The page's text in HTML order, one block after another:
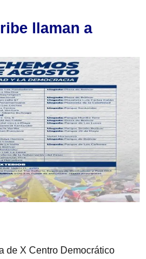
llaman a
de X Centro Democrático